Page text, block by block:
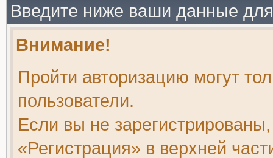
Введите ниже ваши данные
Внимание!
Пройти авторизацию могут
пользователи.
Если вы не
«Регистрация» в верхней